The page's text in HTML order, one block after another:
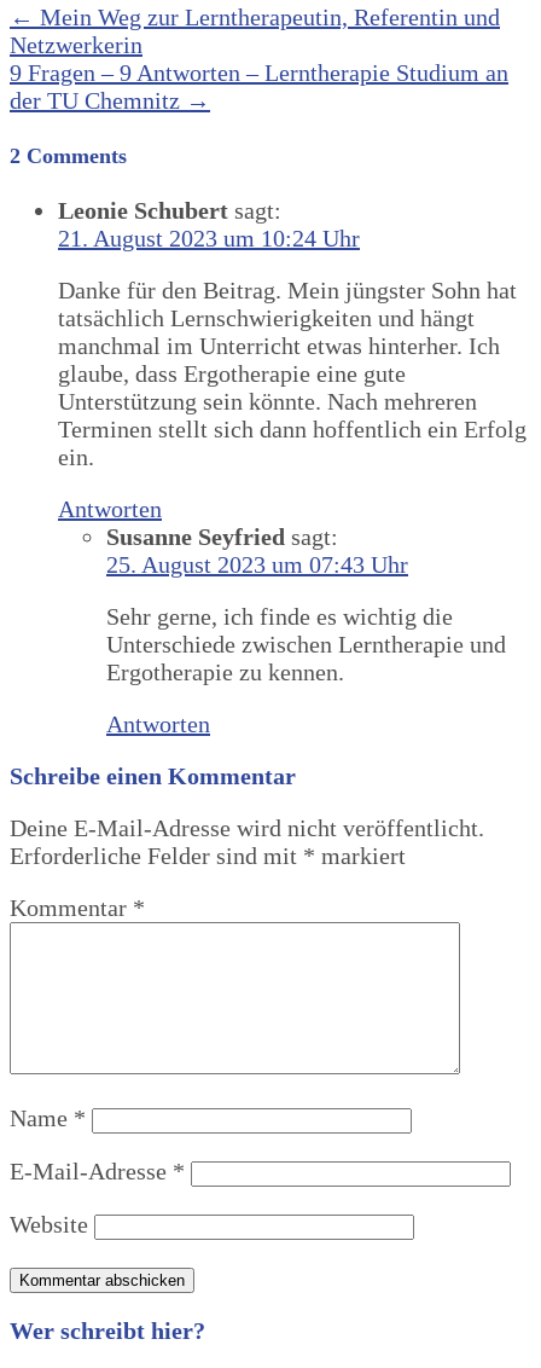
Post
navigation
← Mein Weg zur Lerntherapeutin, Referentin und
Netzwerkerin
9 Fragen – 9 Antworten – Lerntherapie Studium an
der TU Chemnitz →
2 Comments
Leonie Schubert sagt:
21. August 2023 um 10:24 Uhr
Danke für den Beitrag. Mein jüngster Sohn hat
tatsächlich Lernschwierigkeiten und hängt
manchmal im Unterricht etwas hinterher. Ich
glaube, dass Ergotherapie eine gute
Unterstützung sein könnte. Nach mehreren
Terminen stellt sich dann hoffentlich ein Erfolg
ein.
Antworten
Susanne Seyfried sagt:
25. August 2023 um 07:43 Uhr
Sehr gerne, ich finde es wichtig die
Unterschiede zwischen Lerntherapie und
Ergotherapie zu kennen.
Antworten
Schreibe einen Kommentar
Deine E-Mail-Adresse wird nicht veröffentlicht.
Erforderliche Felder sind mit * markiert
Kommentar *
Name *
E-Mail-Adresse *
Website
Wer schreibt hier?